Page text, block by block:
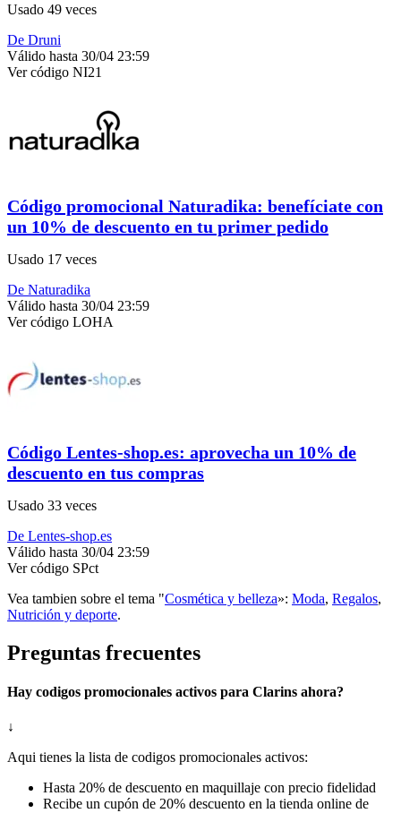
Usado 49 veces
De Druni
Válido hasta 30/04 23:59
Ver código NI21
Código promocional Naturadika: benefíciate con
un 10% de descuento en tu primer pedido
Usado 17 veces
De Naturadika
Válido hasta 30/04 23:59
Ver código LOHA
Código Lentes-shop.es: aprovecha un 10% de
descuento en tus compras
Usado 33 veces
De Lentes-shop.es
Válido hasta 30/04 23:59
Ver código SPct
Vea tambien sobre el tema "Cosmética y belleza»: Moda, Regalos,
Nutrición y deporte.
Preguntas frecuentes
Hay codigos promocionales activos para Clarins ahora?
↓
Aqui tienes la lista de codigos promocionales activos:
Hasta 20% de descuento en maquillaje con precio fidelidad
Recibe un cupón de 20% descuento en la tienda online de